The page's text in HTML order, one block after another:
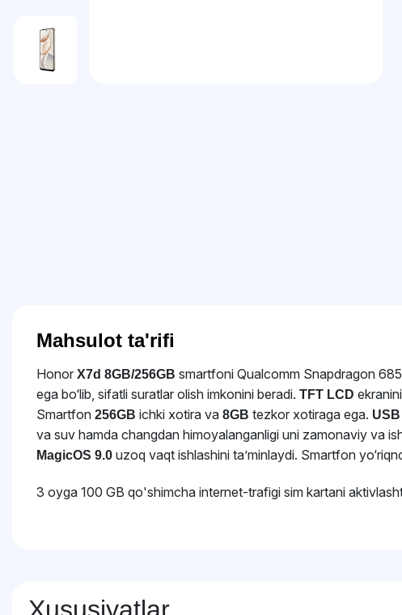
Mahsulot ta'rifi
Honor X7d 8GB/256GB smartfoni Qualcomm Snapdragon 685
ega bo‘lib, sifatli suratlar olish imkonini beradi. TFT LCD
Smartfon 256GB ichki xotira va 8GB tezkor xotiraga ega.
va suv hamda changdan himoyalanganligi uni zamonaviy va
MagicOS 9.0 uzoq vaqt ishlashini ta’minlaydi. Smartfon
3 oyga 100 GB qo'shimcha internet-trafigi sim kartani